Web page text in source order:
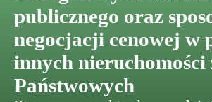
publicznego oraz
negocjacji cenowej w
innych
Państwowych